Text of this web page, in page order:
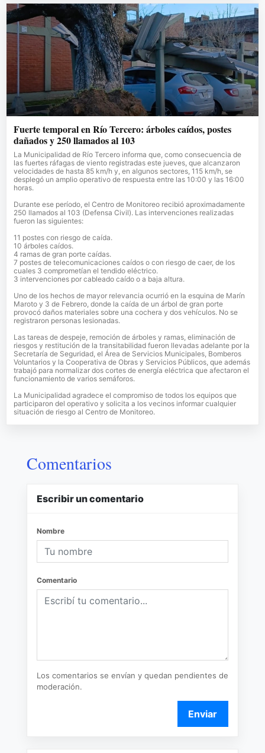
Fuerte temporal en Río Tercero: árboles caídos, postes
dañados y 250 llamados al 103
La Municipalidad de Río Tercero informa que, como consecuencia de
las fuertes ráfagas de viento registradas este jueves, que alcanzaron
velocidades de hasta 85 km/h y, en algunos sectores, 115 km/h, se
desplegó un amplio operativo de respuesta entre las 10:00 y las 16:00
horas.
Durante ese período, el Centro de Monitoreo recibió aproximadamente
250 llamados al 103 (Defensa Civil). Las intervenciones realizadas
fueron las siguientes:
11 postes con riesgo de caída.
10 árboles caídos.
4 ramas de gran porte caídas.
7 postes de telecomunicaciones caídos o con riesgo de caer, de los
cuales 3 comprometían el tendido eléctrico.
3 intervenciones por cableado caído o a baja altura.
Uno de los hechos de mayor relevancia ocurrió en la esquina de Marín
Maroto y 3 de Febrero, donde la caída de un árbol de gran porte
provocó daños materiales sobre una cochera y dos vehículos. No se
registraron personas lesionadas.
Las tareas de despeje, remoción de árboles y ramas, eliminación de
riesgos y restitución de la transitabilidad fueron llevadas adelante por la
Secretaría de Seguridad, el Área de Servicios Municipales, Bomberos
Voluntarios y la Cooperativa de Obras y Servicios Públicos, que además
trabajó para normalizar dos cortes de energía eléctrica que afectaron el
funcionamiento de varios semáforos.
La Municipalidad agradece el compromiso de todos los equipos que
participaron del operativo y solicita a los vecinos informar cualquier
situación de riesgo al Centro de Monitoreo.
Comentarios
Escribir un comentario
Nombre
Comentario
Los comentarios se envían y quedan pendientes de
moderación.
Enviar